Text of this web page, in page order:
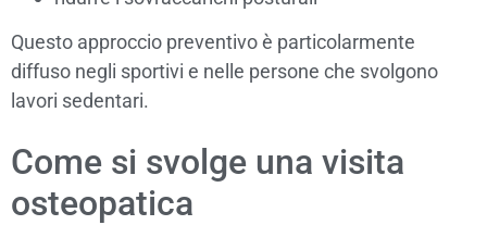
Questo approccio preventivo è particolarmente
diffuso negli sportivi e nelle persone che svolgono
lavori sedentari.
Come si svolge una visita
osteopatica